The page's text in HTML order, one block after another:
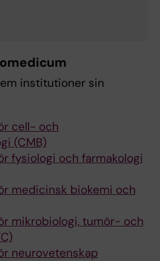
institutioner sin
cell- och
(CMB)
fysiologi och farmakologi
medicinsk biokemi och
mikrobiologi, tumör- och
neurovetenskap